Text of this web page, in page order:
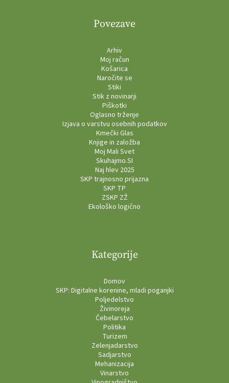
Povezave
Arhiv
Moj račun
Košarica
Naročite se
Stiki
Stik z novinarji
Piškotki
Oglasno trženje
Izjava o varstvu osebnih podatkov
Kmečki Glas
Knjige in založba
Moj Mali Svet
Skuhajmo.SI
Naj hlev 2025
SKP trajnosno prijazna
SKP TP
ZSKP ZŽ
Ekološko logično
Kategorije
Domov
SKP: Digitalne korenine, mladi poganjki
Poljedelstvo
Živinoreja
Čebelarstvo
Politika
Turizem
Zelenjadarstvo
Sadjarstvo
Mehanizacija
Vinarstvo